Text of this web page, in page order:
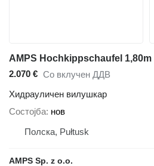
AMPS Hochkippschaufel 1,80m
2.070 € Со вклучен ДДВ
Хидрауличен вилушкар
Состојба нов
Полска, Pułtusk
AMPS Sp. z o.o.